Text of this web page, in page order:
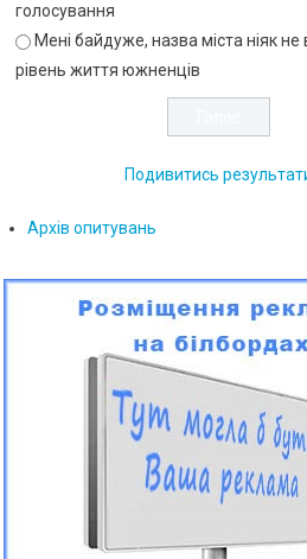
голосування
Мені байдуже, назва міста ніяк не
рівень життя южненців
Подивитись
Архів опитувань